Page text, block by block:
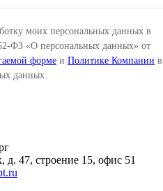
моих персональных данных в
ФЗ «О персональных данных» от
форме и Политике Компании в
данных.
д. 47, строение 15, офис 51